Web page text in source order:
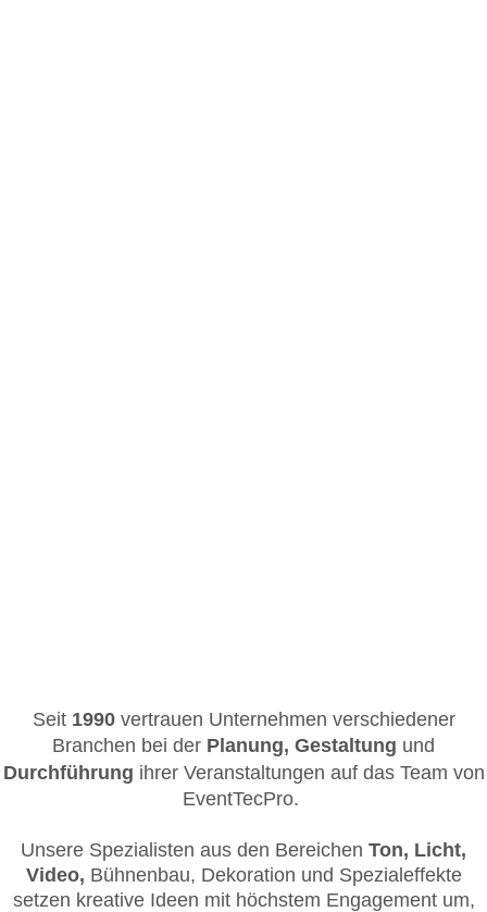
Seit 1990vertrauen Unternehmen verschiedener
Branchen bei der Planung, Gestaltung und
Durchführung ihrer Veranstaltungen auf das Team von
EventTecPro.
Unsere Spezialisten aus den Bereichen Ton, Licht,
Video, Bühnenbau, Dekoration und Spezialeffekte
setzen kreative Ideen mit höchstem Engagement um,